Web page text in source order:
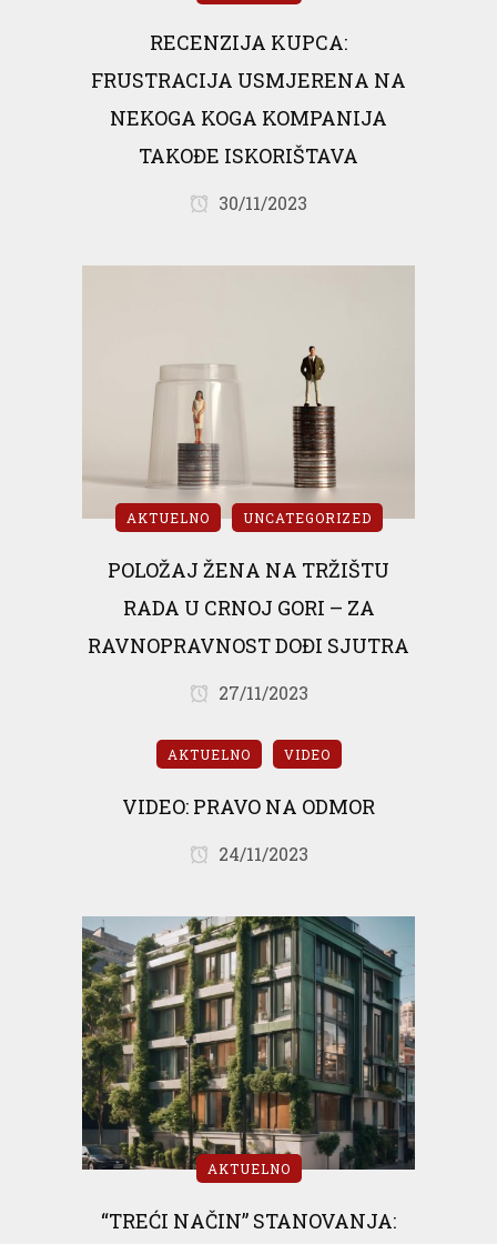
RECENZIJA KUPCA:
FRUSTRACIJA USMJERENA NA
NEKOGA KOGA KOMPANIJA
TAKOĐE ISKORIŠTAVA
30/11/2023
AKTUELNO UNCATEGORIZED
POLOŽAJ ŽENA NA TRŽIŠTU
RADA U CRNOJ GORI – ZA
RAVNOPRAVNOST DOĐI SJUTRA
27/11/2023
AKTUELNO VIDEO
VIDEO: PRAVO NA ODMOR
24/11/2023
AKTUELNO
“TREĆI NAČIN” STANOVANJA: